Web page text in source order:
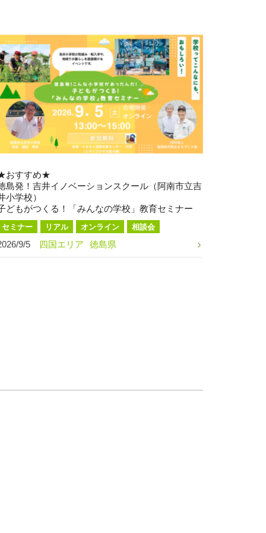
おすすめ★
島発！吉井イノベーションスクール（阿南市立吉
小学校）
どもがつくる！「みんなの学校」教育セミナー
セミナー リアル オンライン 相談会
9/5 四国エリア 徳島県